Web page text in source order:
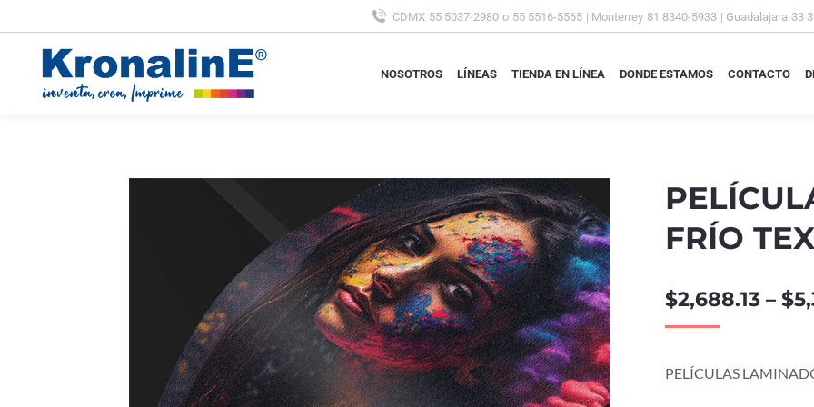
CDMX 55 5037-2980 o 55 5516-5565 | Monterrey 81 8340-5933 | Guadalajara 33
NOSOTROS LÍNEAS TIENDA EN LÍNEA DONDE ESTAMOS CONTACTO
FRÍO
$2,688.13 – $
PELÍCULAS